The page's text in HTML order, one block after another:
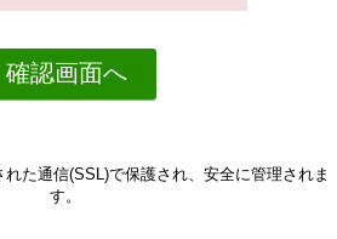
た通信(SSL)で保護され、安全に管理されま
す。